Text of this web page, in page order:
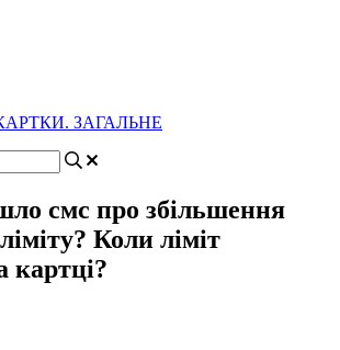
ЗАГАЛЬНЕ
смс про збільшення
Коли ліміт
картці?